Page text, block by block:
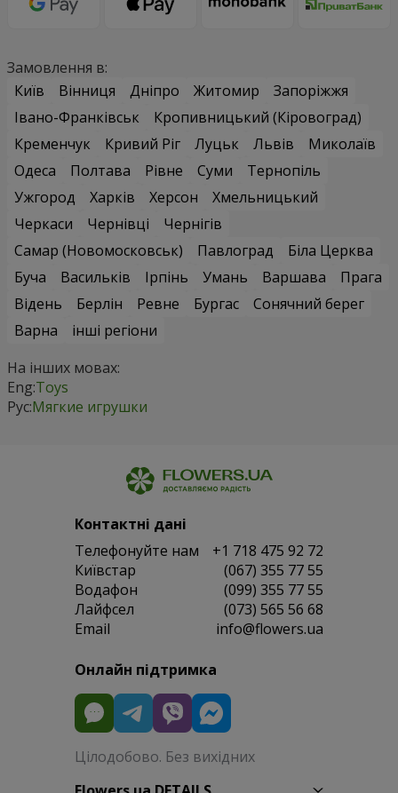
Замовлення в:
Київ
Вінниця Дніпро Житомир
Запоріжжя
Івано-Франківськ
Кропивницький (Кіровоград)
Кременчук
Кривий Ріг Луцьк Львів
Миколаїв
Одеса
Полтава Рівне Суми
Тернопіль
Ужгород
Харків Херсон
Хмельницький
Черкаси
Чернівці
Чернігів
Самар (Новомосковськ)
Павлоград
Біла Церква
Буча
Васильків Ірпінь Умань Варшава
Прага
Відень
Берлін Ревне Бургас
Сонячний берег
Варна
інші регіони
На інших мовах:
Eng:Toys
Рус:Мягкие игрушки
Контактні дані
Телефонуйте нам
+1 718 475 92 72
Київстар
(067) 355 77 55
Водафон
(099) 355 77 55
Лайфсел
(073) 565 56 68
Email
info@flowers.ua
Онлайн підтримка
Цілодобово. Без вихідних